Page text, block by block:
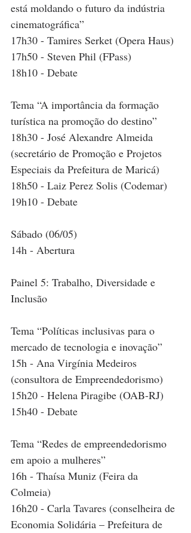
está moldando o futuro da indústria
cinematográfica”
17h30 - Tamires Serket (Opera Haus)
17h50 - Steven Phil (FPass)
18h10 - Debate
Tema “A importância da formação
turística na promoção do destino”
18h30 - José Alexandre Almeida
(secretário de Promoção e Projetos
Especiais da Prefeitura de Maricá)
18h50 - Laiz Perez Solis (Codemar)
19h10 - Debate
Sábado (06/05)
14h - Abertura
Painel 5: Trabalho, Diversidade e
Inclusão
Tema “Políticas inclusivas para o
mercado de tecnologia e inovação”
15h - Ana Virgínia Medeiros
(consultora de Empreendedorismo)
15h20 - Helena Piragibe (OAB-RJ)
15h40 - Debate
Tema “Redes de empreendedorismo
em apoio a mulheres”
16h - Thaísa Muniz (Feira da
Colmeia)
16h20 - Carla Tavares (conselheira de
Economia Solidária – Prefeitura de